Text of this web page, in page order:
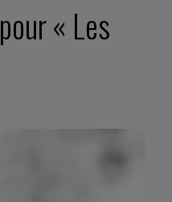
« Les